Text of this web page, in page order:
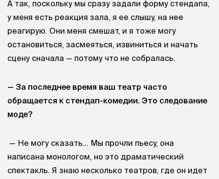
А так, поскольку мы сразу задали форму стендапа,
у меня есть реакция зала, я ее слышу, на нее
реагирую. Они меня смешат, и я тоже могу
остановиться, засмеяться, извиниться и начать
сцену сначала — потому что не собралась.
— За последнее время ваш театр часто
обращается к стендап-комедии. Это следование
моде?
— Не могу сказать… Мы прочли пьесу, она
написана монологом, но это драматический
спектакль. Я знаю несколько театров, где он идет